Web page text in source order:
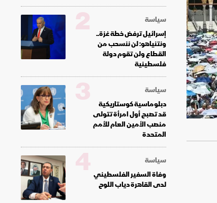
سياسة
إسرائيل ترفض خطة غزة..
ونتنياهو: لن ننسحب من
القطاع ولن تقوم دولة
فلسطينية
2
سياسة
دبلوماسية كوستاريكية
قد تصبح أول امرأة تتولى
منصب الأمين العام للأمم
المتحدة
3
سياسة
وفاة السفير الفلسطيني
لدى القاهرة دياب اللوح
4